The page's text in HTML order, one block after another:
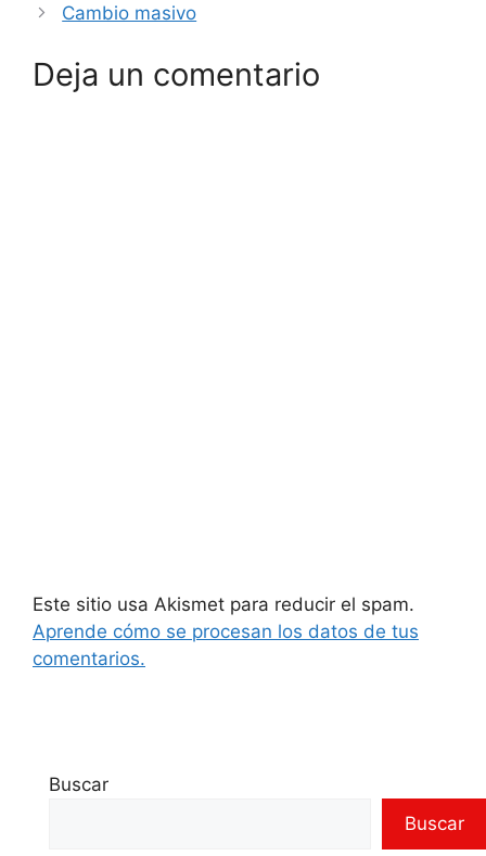
Cambio masivo
Deja un comentario
Este sitio usa Akismet para reducir el spam.
Aprende cómo se procesan los datos de tus
comentarios.
Buscar
Buscar